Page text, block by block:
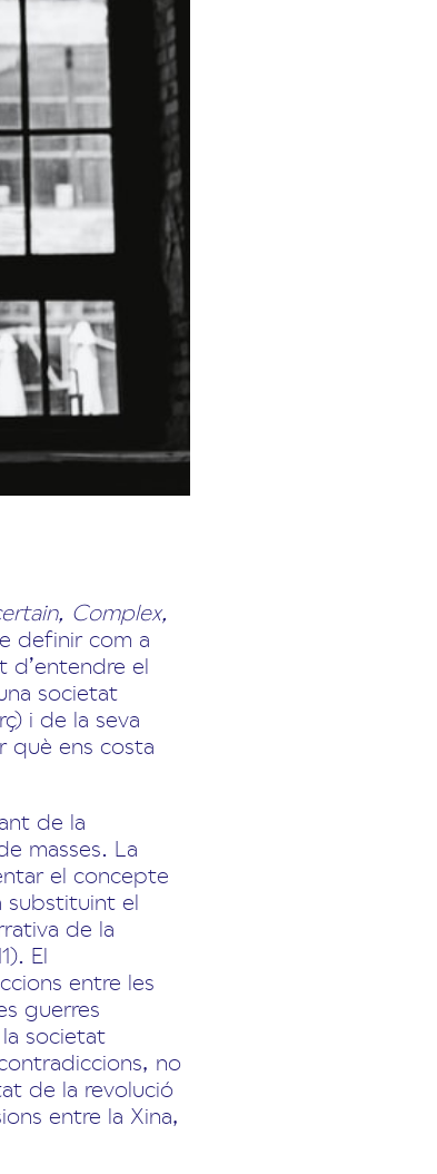
Complex,
definir com a
el
societat
i de la seva
què ens costa
de la
masses. La
el concepte
substituint el
de la
El
entre les
guerres
societat
no
de la revolució
entre la Xina,